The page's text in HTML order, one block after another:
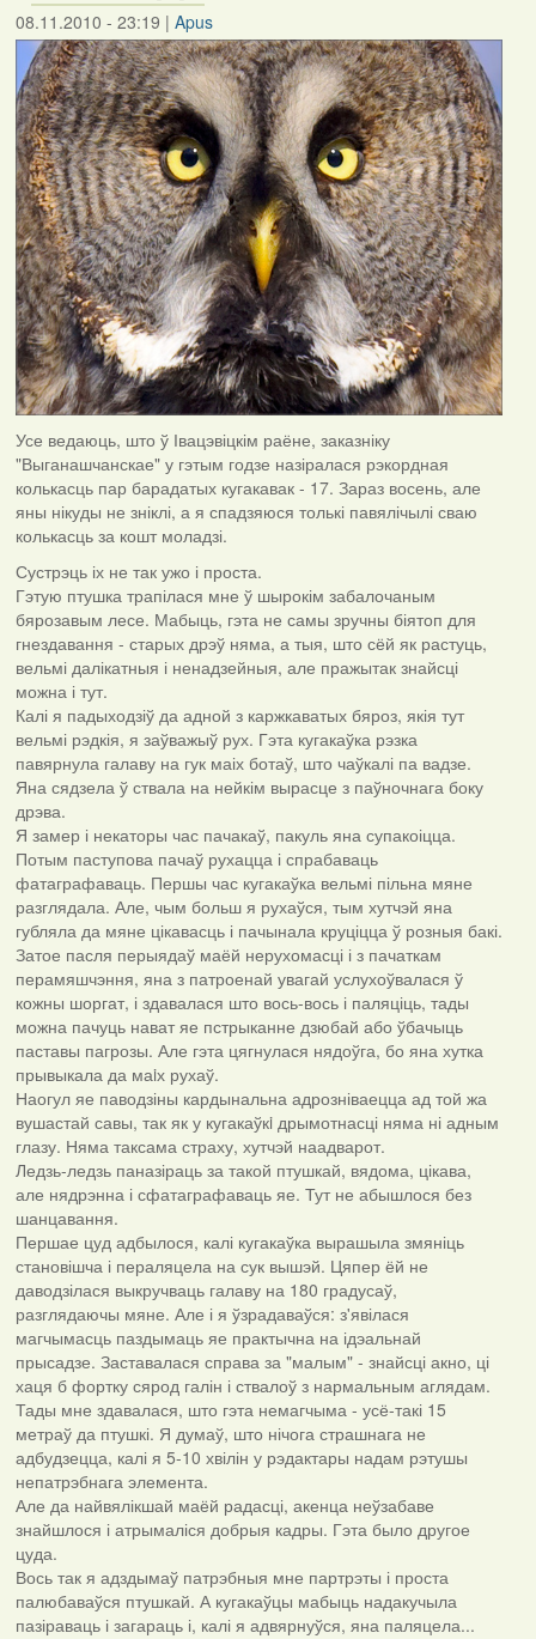
08.11.2010 - 23:19 | Apus
Усе ведаюць, што ў Івацэвіцкім раёне, заказніку
"Выганашчанскае" у гэтым годзе назіралася рэкордная
колькасць пар барадатых кугакавак - 17. Зараз восень, але
яны нікуды не зніклі, а я спадзяюся толькі павялічылі сваю
колькасць за кошт моладзі.
Сустрэць іх не так ужо і проста.
Гэтую птушка трапілася мне ў шырокім забалочаным
бярозавым лесе. Мабыць, гэта не самы зручны біятоп для
гнездавання - старых дрэў няма, а тыя, што сёй як растуць,
вельмі далікатныя і ненадзейныя, але пражытак знайсці
можна і тут.
Калі я падыходзіў да адной з каржкаватых бяроз, якія тут
вельмі рэдкія, я заўважыў рух. Гэта кугакаўка рэзка
павярнула галаву на гук маіх ботаў, што чаўкалі па вадзе.
Яна сядзела ў ствала на нейкім вырасце з паўночнага боку
дрэва.
Я замер і некаторы час пачакаў, пакуль яна супакоіцца.
Потым паступова пачаў рухацца і спрабаваць
фатаграфаваць. Першы час кугакаўка вельмі пільна мяне
разглядала. Але, чым больш я рухаўся, тым хутчэй яна
губляла да мяне цікавасць і пачынала круціцца ў розныя бакі.
Затое пасля перыядаў маёй нерухомасці і з пачаткам
перамяшчэння, яна з патроенай увагай услухоўвалася ў
кожны шоргат, і здавалася што вось-вось і паляціць, тады
можна пачуць нават яе пстрыканне дзюбай або ўбачыць
паставы пагрозы. Але гэта цягнулася нядоўга, бо яна хутка
прывыкала да маiх рухаў.
Наогул яе паводзіны кардынальна адрозніваецца ад той жа
вушастай савы, так як у кугакаўкi дрымотнасці няма ні адным
глазу. Няма таксама страху, хутчэй наадварот.
Ледзь-ледзь паназіраць за такой птушкай, вядома, цікава,
але нядрэнна і сфатаграфаваць яе. Тут не абышлося без
шанцавання.
Першае цуд адбылося, калі кугакаўка вырашыла змяніць
становішча і пераляцела на сук вышэй. Цяпер ёй не
даводзілася выкручваць галаву на 180 градусаў,
разглядаючы мяне. Але і я ўзрадаваўся: з'явілася
магчымасць паздымаць яе практычна на ідэальнай
прысадзе. Заставалася справа за "малым" - знайсці акно, ці
хаця б фортку сярод галін і ствалоў з нармальным аглядам.
Тады мне здавалася, што гэта немагчыма - усё-такі 15
метраў да птушкі. Я думаў, што нічога страшнага не
адбудзецца, калі я 5-10 хвілін у рэдактары надам рэтушы
непатрэбнага элемента.
Але да найвялікшай маёй радасці, акенца неўзабаве
знайшлося і атрымаліся добрыя кадры. Гэта было другое
цуда.
Вось так я адздымаў патрэбныя мне партрэты і проста
палюбаваўся птушкай. А кугакаўцы мабыць надакучыла
пазіраваць і загараць і, калі я адвярнуўся, яна паляцела...